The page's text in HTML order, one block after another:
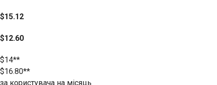
$15.12
$12.60
$14**
$16.80**
за користувача на місяць